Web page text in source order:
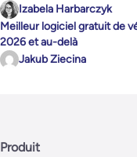
Izabela Harbarczyk
Meilleur logiciel gratuit de
2026 et au-delà
Jakub Ziecina
Produit